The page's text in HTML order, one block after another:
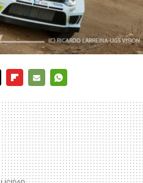
MAIL